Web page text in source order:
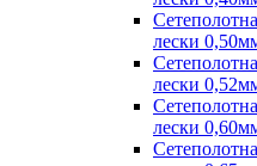
лески
лески
лески